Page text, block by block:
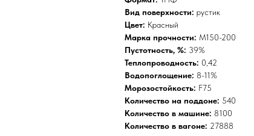
Вид поверхности: рустик
Цвет: Красный
Марка прочности: М150-200
Пустотность, %: 39%
Теплопроводность: 0,42
Водопоглощение: 8-11%
Морозостойкость: F75
Количество на поддоне: 540
Количество в машине: 8100
Количество в вагоне: 27888